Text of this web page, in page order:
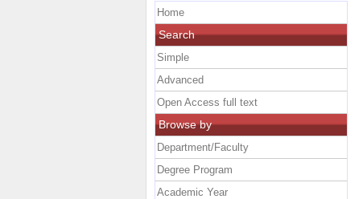
Home
Search
Simple
Advanced
Open Access full text
Browse by
Department/Faculty
Degree Program
Academic Year